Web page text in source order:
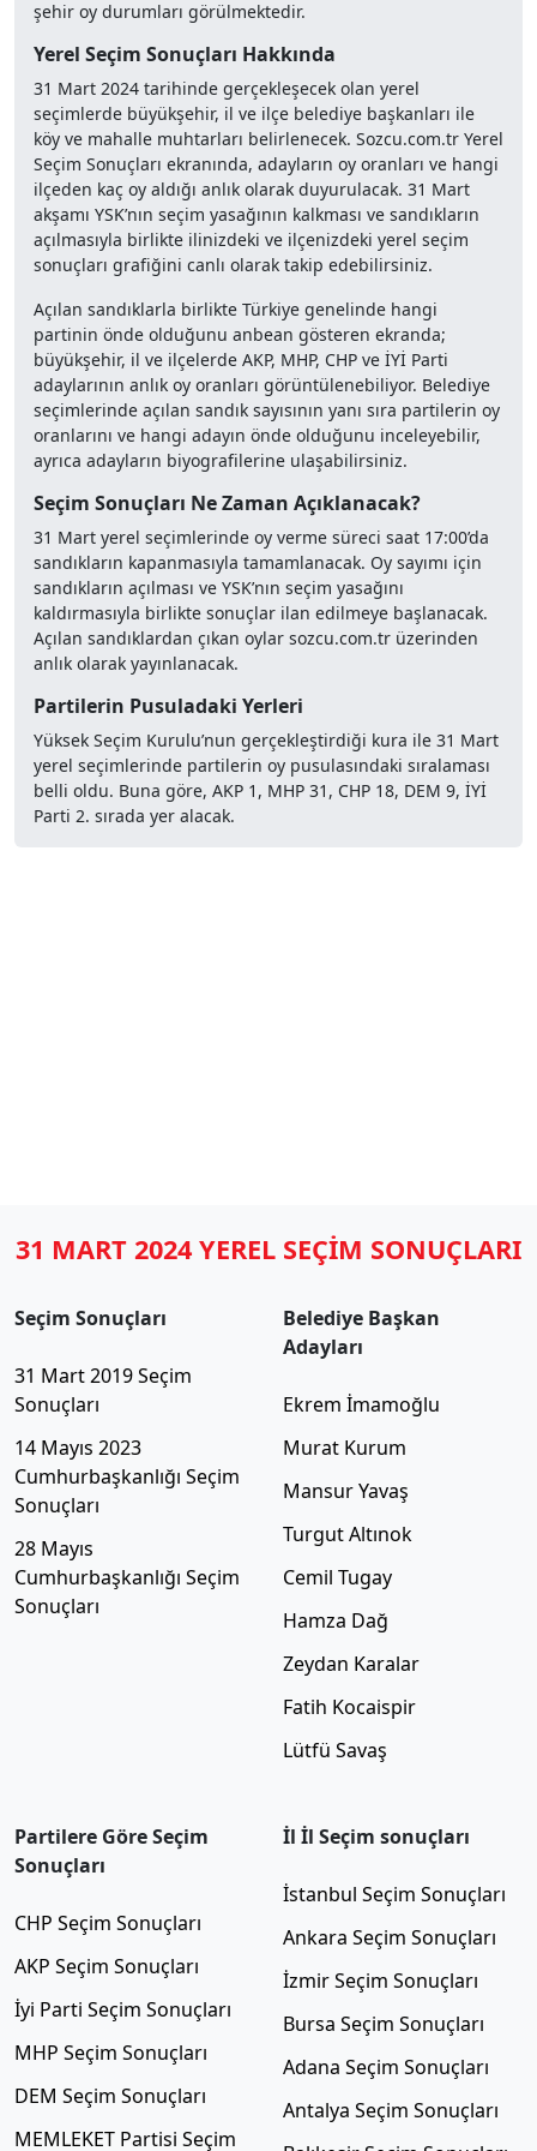
şehir oy durumları görülmektedir.
Yerel Seçim Sonuçları Hakkında
31 Mart 2024 tarihinde gerçekleşecek olan yerel
seçimlerde büyükşehir, il ve ilçe belediye başkanları ile
köy ve mahalle muhtarları belirlenecek. Sozcu.com.tr Yerel
Seçim Sonuçları ekranında, adayların oy oranları ve hangi
ilçeden kaç oy aldığı anlık olarak duyurulacak. 31 Mart
akşamı YSK’nın seçim yasağının kalkması ve sandıkların
açılmasıyla birlikte ilinizdeki ve ilçenizdeki yerel seçim
sonuçları grafiğini canlı olarak takip edebilirsiniz.
Açılan sandıklarla birlikte Türkiye genelinde hangi
partinin önde olduğunu anbean gösteren ekranda;
büyükşehir, il ve ilçelerde AKP, MHP, CHP ve İYİ Parti
adaylarının anlık oy oranları görüntülenebiliyor. Belediye
seçimlerinde açılan sandık sayısının yanı sıra partilerin oy
oranlarını ve hangi adayın önde olduğunu inceleyebilir,
ayrıca adayların biyografilerine ulaşabilirsiniz.
Seçim Sonuçları Ne Zaman Açıklanacak?
31 Mart yerel seçimlerinde oy verme süreci saat 17:00’da
sandıkların kapanmasıyla tamamlanacak. Oy sayımı için
sandıkların açılması ve YSK’nın seçim yasağını
kaldırmasıyla birlikte sonuçlar ilan edilmeye başlanacak.
Açılan sandıklardan çıkan oylar sozcu.com.tr üzerinden
anlık olarak yayınlanacak.
Partilerin Pusuladaki Yerleri
Yüksek Seçim Kurulu’nun gerçekleştirdiği kura ile 31 Mart
yerel seçimlerinde partilerin oy pusulasındaki sıralaması
belli oldu. Buna göre, AKP 1, MHP 31, CHP 18, DEM 9, İYİ
Parti 2. sırada yer alacak.
31 MART 2024 YEREL SEÇİM SONUÇLARI
Seçim Sonuçları
31 Mart 2019 Seçim
Sonuçları
14 Mayıs 2023
Cumhurbaşkanlığı Seçim
Sonuçları
28 Mayıs
Cumhurbaşkanlığı Seçim
Sonuçları
Belediye Başkan
Adayları
Ekrem İmamoğlu
Murat Kurum
Mansur Yavaş
Turgut Altınok
Cemil Tugay
Hamza Dağ
Zeydan Karalar
Fatih Kocaispir
Lütfü Savaş
Partilere Göre Seçim
Sonuçları
CHP Seçim Sonuçları
AKP Seçim Sonuçları
İyi Parti Seçim Sonuçları
MHP Seçim Sonuçları
DEM Seçim Sonuçları
MEMLEKET Partisi Seçim
İl İl Seçim sonuçları
İstanbul Seçim Sonuçları
Ankara Seçim Sonuçları
İzmir Seçim Sonuçları
Bursa Seçim Sonuçları
Adana Seçim Sonuçları
Antalya Seçim Sonuçları